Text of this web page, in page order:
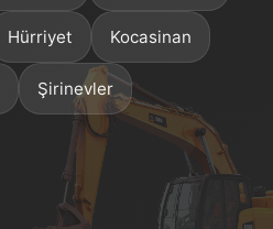
Hürriyet Kocasinan
Şirinevler